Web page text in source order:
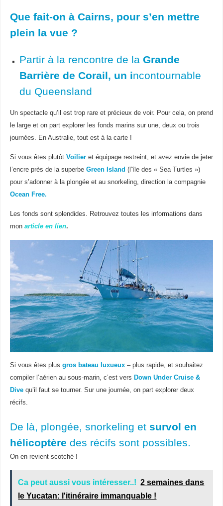
Que fait-on à Cairns, pour s’en mettre
plein la vue ?
Partir à la rencontre de la Grande
Barrière de Corail, un incontournable
du Queensland
Un spectacle qu’il est trop rare et précieux de voir. Pour cela, on prend
le large et on part explorer les fonds marins sur une, deux ou trois
journées. En Australie, tout est à la carte !
Si vous êtes plutôtVoilier et équipage restreint, et avez envie de jeter
l’encre près de la superbe Green Island (l’île des « Sea Turtles »)
pour s’adonner à la plongée et au snorkeling, direction la compagnie
Ocean Free.
Les fonds sont splendides. Retrouvez toutes les informations dans
mon article en lien.
Si vous êtes plus gros bateau luxueux– plus rapide, et souhaitez
compiler l’aérien au sous-marin, c’est vers Down Under Cruise &
Dive qu’il faut se tourner. Sur une journée, on part explorer deux
récifs.
De là, plongée, snorkeling et survol en
hélicoptère des récifs sont possibles.
On en revient scotché !
Ca peut aussi vous intéresser..! 2 semaines dans
le Yucatan: l'itinéraire immanquable !